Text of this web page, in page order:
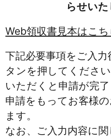
らせいた
Web領収書見本はこち
下記必要事項をご入
タンを押してくださ
いただくと申請が完了
申請をもってお客様
ます。
なお、ご入力内容に